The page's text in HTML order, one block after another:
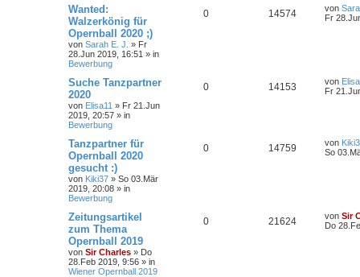
Wanted:
Walzerkönig für
Opernball 2020 ;)
von Sarah E. J. » Fr
28.Jun 2019, 16:51 » in
Bewerbung
0 14574 von
Fr
Suche Tanzpartner
2020
von Elisa11 » Fr 21.Jun
2019, 20:57 » in
Bewerbung
0 14153 von
Fr
Tanzpartner für
Opernball 2020
gesucht :)
von Kiki37 » So 03.Mär
2019, 20:08 » in
Bewerbung
0 14759 von
So
Zeitungsartikel
zum Thema
Opernball 2019
von Sir Charles » Do
28.Feb 2019, 9:56 » in
Wiener Opernball 2019
0 21624 von Sir
Do